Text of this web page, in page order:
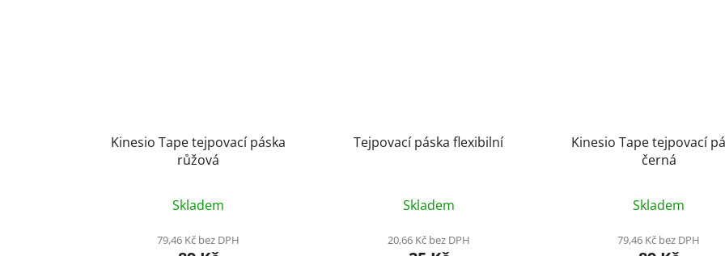
Kinesio Tape tejpovací páska
růžová
Skladem
79,46 Kč bez DPH
Tejpovací páska flexibilní
Skladem
20,66 Kč bez DPH
Kinesio Tape tejpovací
černá
Skladem
79,46 Kč bez DPH